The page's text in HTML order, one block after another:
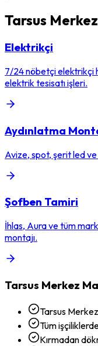
Tarsus Merkez
Elektrikçi
7/24 nöbetçi elektrikçi
elektrik tesisatı işleri.
Aydınlatma
Avize, spot, şerit led
Şofben Tamiri
İhlas, Aura ve tüm
montajı.
Tarsus Merkez
Tarsus
Tüm
Kırmadan